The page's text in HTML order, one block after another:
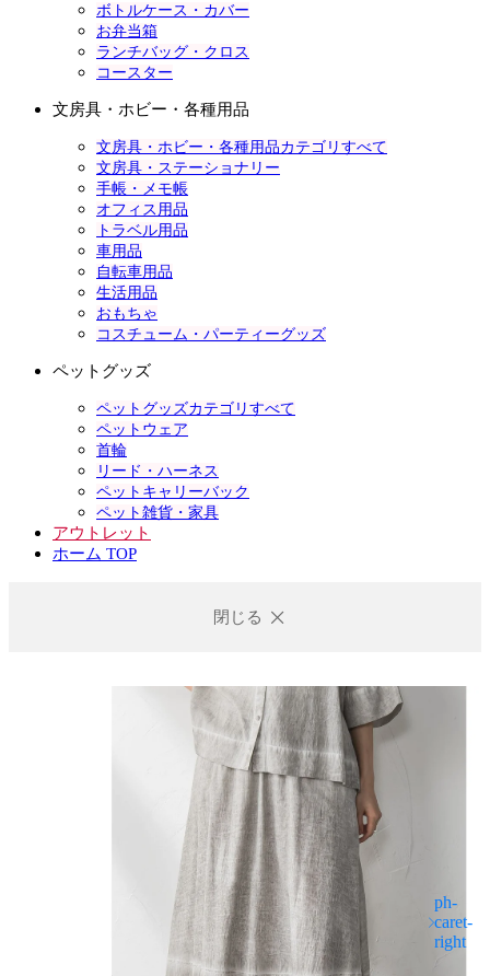
ボトルケース・カバー
お弁当箱
ランチバッグ・クロス
コースター
文房具・ホビー・各種用品
文房具・ホビー・各種用品カテゴリすべて
文房具・ステーショナリー
手帳・メモ帳
オフィス用品
トラベル用品
車用品
自転車用品
生活用品
おもちゃ
コスチューム・パーティーグッズ
ペットグッズ
ペットグッズカテゴリすべて
ペットウェア
首輪
リード・ハーネス
ペットキャリーバック
ペット雑貨・家具
アウトレット
ホーム TOP
閉じる